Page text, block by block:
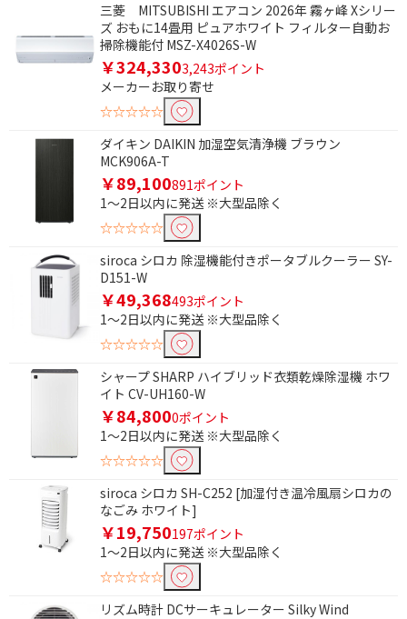
三菱 MITSUBISHI エアコン 2026年 霧ヶ峰 Xシリー
ズ おもに14畳用 ピュアホワイト フィルター自動お
掃除機能付 MSZ-X4026S-W
￥324,3303,243ポイント
メーカーお取り寄せ
☆☆☆☆☆
ダイキン DAIKIN 加湿空気清浄機 ブラウン
MCK906A-T
￥89,100891ポイント
1～2日以内に発送 ※大型品除く
☆☆☆☆☆
siroca シロカ 除湿機能付きポータブルクーラー SY-
D151-W
￥49,368493ポイント
1～2日以内に発送 ※大型品除く
☆☆☆☆☆
シャープ SHARP ハイブリッド衣類乾燥除湿機 ホワ
イト CV-UH160-W
￥84,8000ポイント
1～2日以内に発送 ※大型品除く
☆☆☆☆☆
siroca シロカ SH-C252 [加湿付き温冷風扇シロカの
なごみ ホワイト]
￥19,750197ポイント
1～2日以内に発送 ※大型品除く
☆☆☆☆☆
リズム時計 DCサーキュレーター Silky Wind
条件で絞り込む
フリーワードで絞り込む
除外する
除外する にチェックを入れると、指定したワード
を除外して検索します。
価格で絞り込む
円~
円
リモコンで絞り込む
有